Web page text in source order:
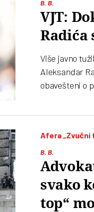
B. B.
VJT:
Radića
Više javno
Aleksandar
obavešteni o
Afera „Zvučni
B. B.
svako
top“